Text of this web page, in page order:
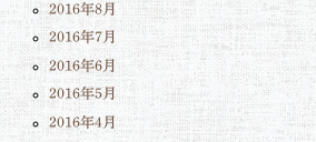
2016年8月
2016年7月
2016年6月
2016年5月
2016年4月